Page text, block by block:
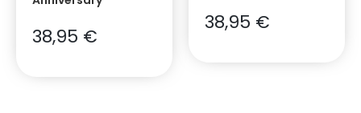
38,95 €
38,95 €